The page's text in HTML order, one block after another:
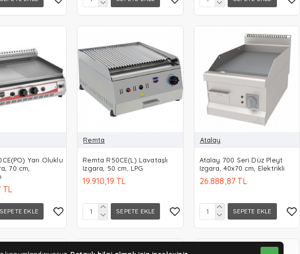
Yarı Oluklu
70 cm,
TL
SEPETE EKLE
Remta
Remta R50CE(L) Lavataşlı
Izgara, 50 cm, LPG
19.910,19 TL
SEPETE EKLE
Atalay
Atalay 700 Seri Düz Pleyt
Izgara, 40x70 cm, Elektrikli
26.888,87 TL
SEPETE EKLE